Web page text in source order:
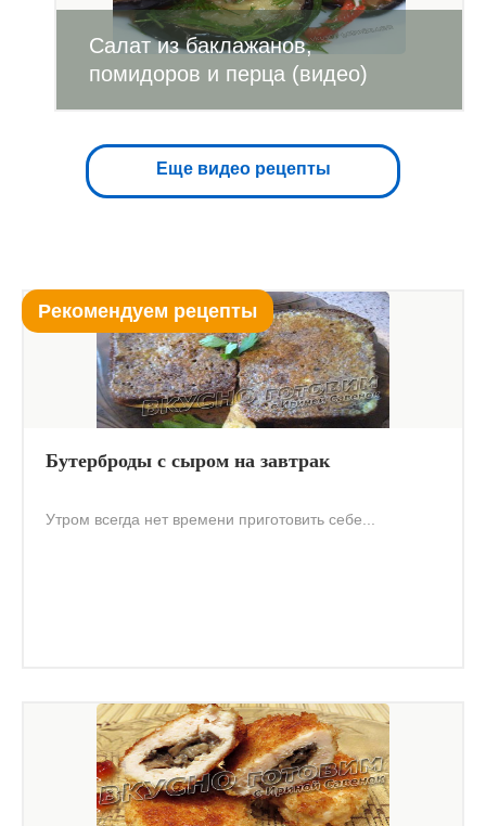
Салат из баклажанов,
помидоров и перца (видео)
Еще видео рецепты
Рекомендуем рецепты
Бутерброды с сыром на завтрак
Утром всегда нет времени приготовить себе...